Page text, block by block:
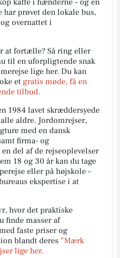
kaffe i hænderne – og en
har prøvet den lokale bus,
overnattet i
at fortælle? Så ring eller
til en uforpligtende snak
lige her. Du kan
et gratis møde, få en
tilbud.
1984 lavet skræddersyede
aldre. Jordomrejser,
med en dansk
firma- og
del af de rejseoplevelser
18 og 30 år kan du tage
eller på højskole –
ekspertise i at
hvor det praktiske
finde masser af
faste priser og
blandt deres ”Mærk
lige her.